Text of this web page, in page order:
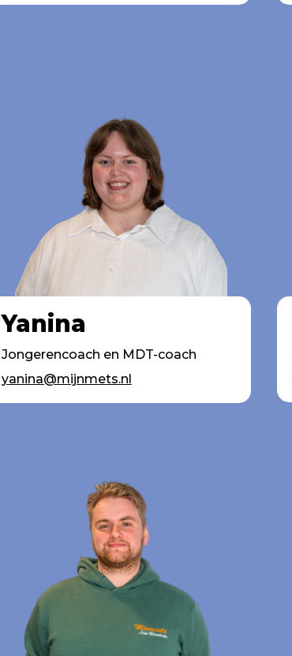
Yanina
Jongerencoach en MDT-coach
yanina@mijnmets.nl